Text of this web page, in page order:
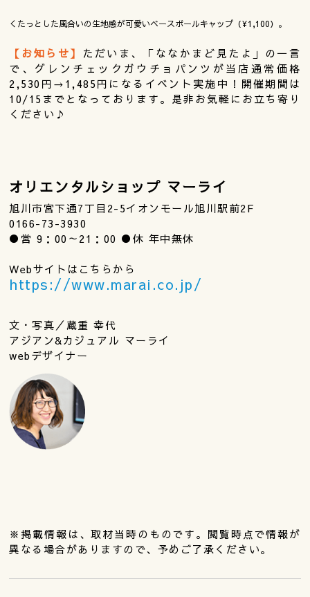
くたっとした風合いの生地感が可愛いベースボールキャップ（¥1,100）。
【お知らせ】 ただいま、「ななかまど見たよ」の一言
で、グレンチェックガウチョパンツが当店通常価格
2,530円→1,485円になるイベント実施中！開催期間は
10/15までとなっております。是非お気軽にお立ち寄り
ください♪
オリエンタルショップ マーライ
旭川市宮下通7丁目2-5イオンモール旭川駅前2F
0166-73-3930
●営 9：00～21：00 ●休 年中無休
Webサイトはこちらから
https://www.marai.co.jp/
文・写真／蔵重 幸代
アジアン&カジュアル マーライ
webデザイナー
※掲載情報は、取材当時のものです。閲覧時点で情報が
異なる場合がありますので、予めご了承ください。